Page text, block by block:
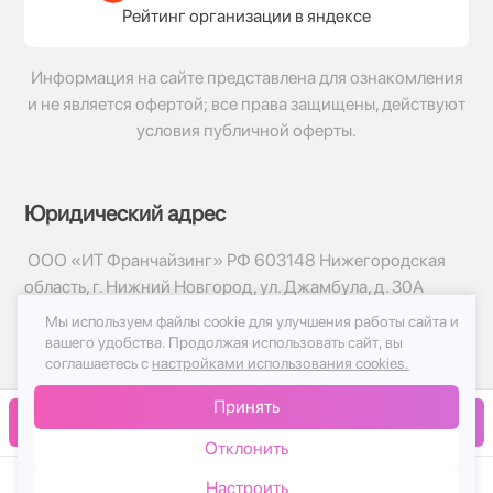
В корзину
Рейтинг организации в яндексе
Информация на сайте представлена для ознакомления
и не является офертой; все права защищены, действуют
условия публичной оферты.
Юридический адрес
ООО «ИТ Франчайзинг» РФ 603148 Нижегородская
область, г. Нижний Новгород, ул. Джамбула, д. 30А
© 2017-2026г, База Цветов 24.ру
Политика конфиденциальности
Публичная оферта
Мы используем файлы cookie для улучшения работы сайта и
вашего удобства. Продолжая использовать сайт, вы
соглашаетесь с настройками использования cookies.
Принять
Отклонить
Настроить